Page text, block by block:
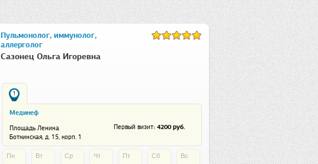
Пульмонолог, иммунолог,
аллерголог
Сазонец Ольга Игоревна
1
Мединеф
Площадь Ленина
Боткинская, д. 15, корп. 1
Первый визит: 4200 руб.
Пн
Вт
Ср
Чт
Пт
Сб
Вс